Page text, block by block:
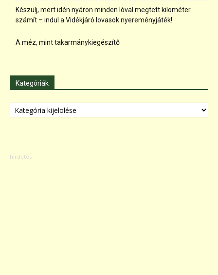
Készülj, mert idén nyáron minden lóval megtett kilométer
számít – indul a Vidékjáró lovasok nyereményjáték!
A méz, mint takarmánykiegészítő
Kategóriák
Kategóriák